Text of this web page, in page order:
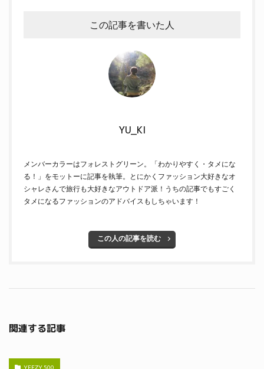
この記事を書いた人
YU_KI
メンバーカラーはフォレストグリーン。「わかりやすく・タメにな
る！」をモットーに記事を執筆。とにかくファッション大好きなオ
シャレさんで旅行も大好きなアウトドア派！うちの記事でもすごく
タメになるファッションのアドバイスもしちゃいます！
この人の記事を読む
関連する記事
YEEZY 500